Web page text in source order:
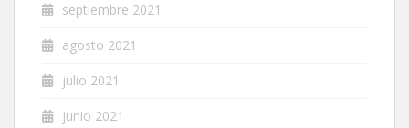
septiembre 2021
agosto 2021
julio 2021
junio 2021